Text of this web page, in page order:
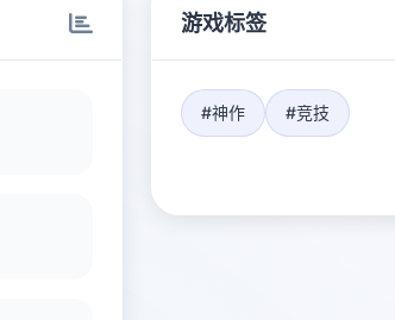
游戏标签
#神作 #竞技